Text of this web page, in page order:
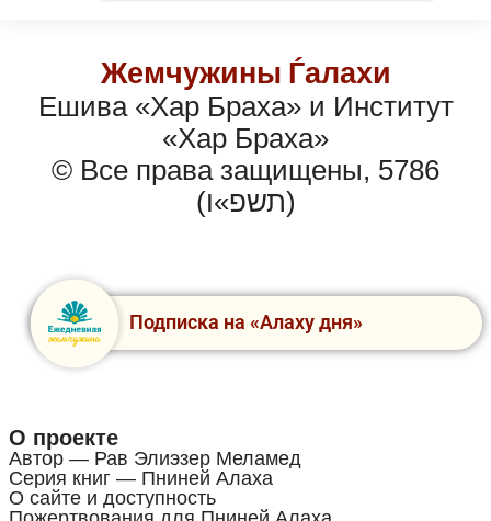
Жемчужины Ѓалахи
Ешива «Хар Браха» и Институт
«Хар Браха»
© Все права защищены, 5786
(תשפ»ו)
Подписка на «Алаху дня»
О проекте
Автор — Рав Элиэзер Меламед
Серия книг — Пниней Алаха
О сайте и доступность